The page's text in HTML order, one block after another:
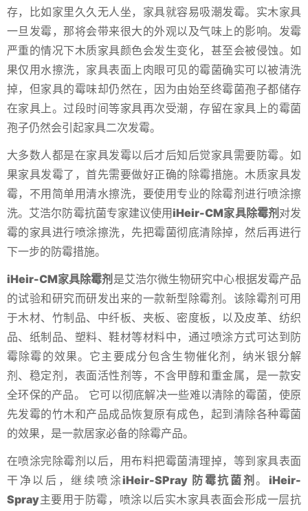
存，比如家里久久无人坐，家具就容易吸潮发霉。实木家具
一旦发霉，那将会带来很大的外观以及气味上的影响。发霉
严重的情况下木质家具颜色会发生变化，甚至会被侵蚀。如
果仅用水擦洗，家具表面上肉眼可见的霉菌确实可以被清洗
掉，但家具的霉味却仍然在，因为由始至终霉菌孢子都储存
在家具上。过段时间等家具再次受潮，存留在家具上的霉菌
孢子仍然会引起家具二次发霉。
大多数人都是在家具发霉以后才后知后觉家具需要防霉。如
果家具发霉了，首先需要做好正确的除霉措施。木质家具发
霉，不用简单用清水擦洗，要使用专业的除霉剂进行喷涂擦
洗。艾浩尔防霉抗菌专家建议使用iHeir-CM家具除霉剂 对发
霉的家具进行喷涂擦洗，先把霉菌彻底清除掉，然后再进行
下一步的防霉措施。
iHeir-CM家具除霉剂 是艾浩尔微生物研究中心根据发霉产品
的试验和研究而研发出来的一款新型除霉剂。该除霉剂可用
于木材、竹制品、中纤板、夹板、密度板，以及皮革、纺织
品、纸制品、塑料、鞋材等材料中，通过喷涂方式可达到防
霉除霉的效果。它主要成分包含生物催化剂，纳米银分解
剂、稳定剂，表面活性剂等，不含甲醇和重金属，是一款安
全环保的产品。 它可以彻底解决一些难以清除的霉菌，使原
先发霉的竹木和产品成品恢复原有成色，起到清除各种霉菌
的效果，是一款居家必备的除霉产品。
在喷涂完除霉剂以后，用布料把霉菌清理掉，等到家具表面
干净以后，继续喷涂iHeir-SPray 防霉抗菌剂。 iHeir-
Spray主要用于防霉，喷涂以后实木家具表面会形成一层抗